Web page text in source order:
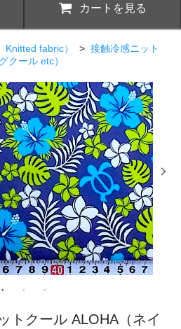
カートを見る
fabric） > 接触冷感ニット
クール etc）
トクール ALOHA（ネイ